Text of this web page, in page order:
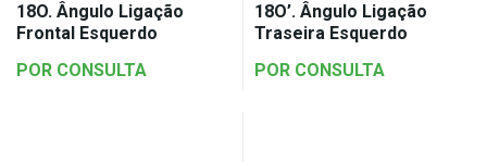
18O. Ângulo Ligação
Frontal Esquerdo
POR CONSULTA
18O’. Ângulo Ligação
Traseira Esquerdo
POR CONSULTA